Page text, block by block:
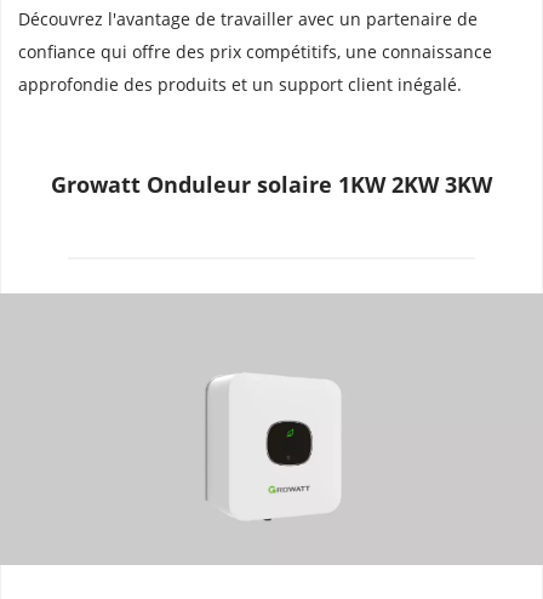
Découvrez l'avantage de travailler avec un partenaire de
confiance qui offre des prix compétitifs, une connaissance
approfondie des produits et un support client inégalé.
Growatt Onduleur solaire 1KW 2KW 3KW